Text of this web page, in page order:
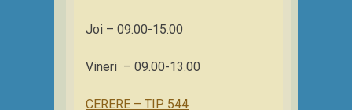
Joi – 09.00-15.00
Vineri – 09.00-13.00
CERERE – TIP 544